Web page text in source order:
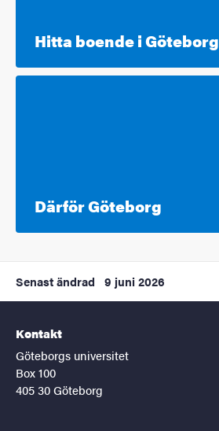
Hitta boende i Göteborg
Därför Göteborg
Senast ändrad 9 juni 2026
Kontakt
Göteborgs universitet
Box 100
405 30 Göteborg